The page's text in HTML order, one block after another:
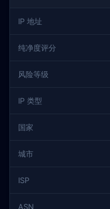
IP 地址
纯净度评分
风险等级
IP 类型
国家
城市
ISP
ASN